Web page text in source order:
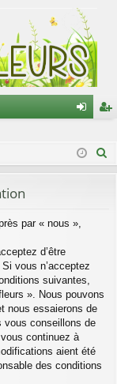
ne cri
par « nous »,
d’être
vous n’acceptez
suivantes,
». Nous pouvons
nous essaierons de
vous conseillons de
continuez à
aient été
des conditions